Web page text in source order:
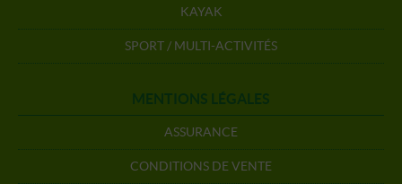
KAYAK
SPORT / MULTI-ACTIVITÉS
MENTIONS LÉGALES
ASSURANCE
CONDITIONS DE VENTE